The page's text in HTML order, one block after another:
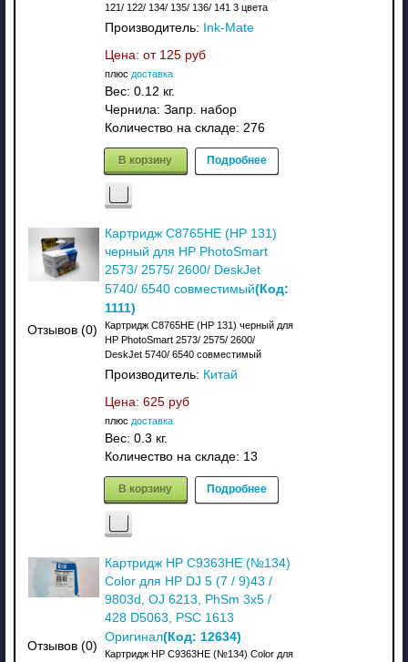
121/ 122/ 134/ 135/ 136/ 141 3 цвета
Производитель:
Ink-Mate
Цена: от 125 руб
плюс доставка
Вес: 0.12 кг.
Чернила: Запр. набор
Количество на складе: 276
В корзину Подробнее
Отзывов (0)
Картридж C8765HE (HP 131)
черный для HP PhotoSmart
2573/ 2575/ 2600/ DeskJet
5740/ 6540 совместимый(Код:
1111)
Картридж C8765HE (HP 131) черный для
HP PhotoSmart 2573/ 2575/ 2600/
DeskJet 5740/ 6540 совместимый
Производитель: Китай
Цена: 625 руб
плюс доставка
Вес: 0.3 кг.
Количество на складе: 13
В корзину Подробнее
Отзывов (0)
Картридж HP C9363HE (№134)
Color для HP DJ 5 (7 / 9)43 /
9803d, OJ 6213, PhSm 3x5 /
428 D5063, PSC 1613
Оригинал(Код: 12634)
Картридж HP C9363HE (№134) Color для